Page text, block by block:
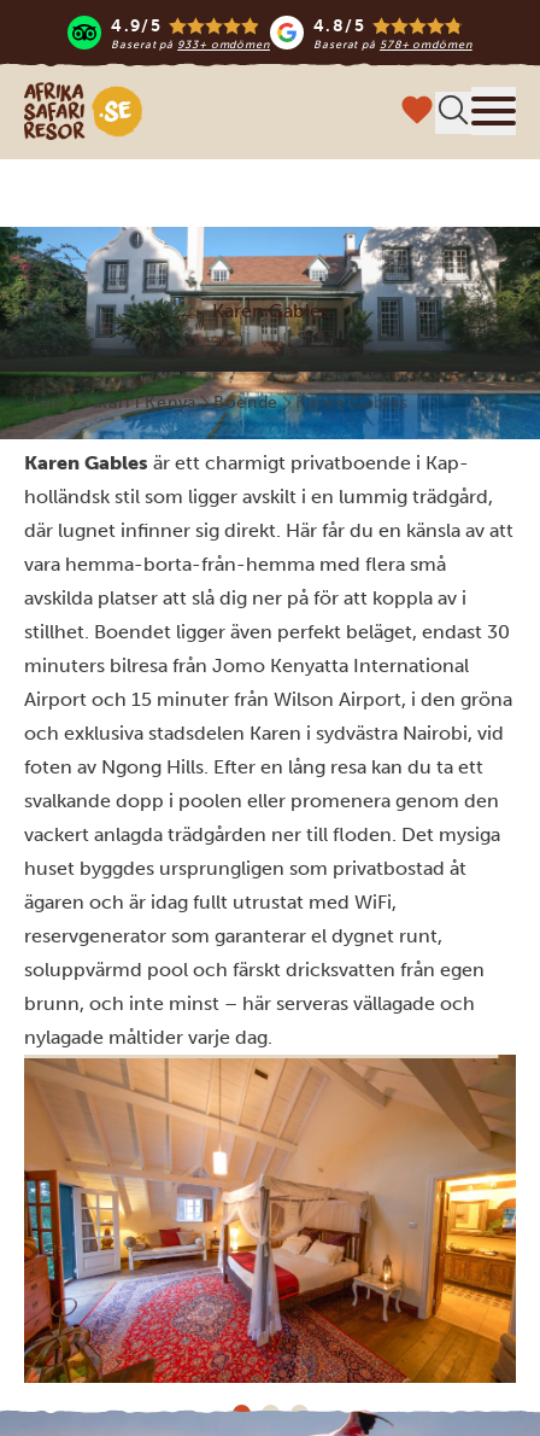
4.9/5
Baserat på 933+ omdömen
4.8/5
Baserat på 578+ omdömen
Safari-resor i Afrika
Karen Gables
Hem Safari i Kenya Boende Karen Gables
Karen Gables är ett charmigt privatboende i Kap-
holländsk stil som ligger avskilt i en lummig trädgård,
där lugnet infinner sig direkt. Här får du en känsla av att
vara hemma-borta-från-hemma med flera små
avskilda platser att slå dig ner på för att koppla av i
stillhet. Boendet ligger även perfekt beläget, endast 30
minuters bilresa från Jomo Kenyatta International
Airport och 15 minuter från Wilson Airport, i den gröna
och exklusiva stadsdelen Karen i sydvästra Nairobi, vid
foten av Ngong Hills. Efter en lång resa kan du ta ett
svalkande dopp i poolen eller promenera genom den
vackert anlagda trädgården ner till floden. Det mysiga
huset byggdes ursprungligen som privatbostad åt
ägaren och är idag fullt utrustat med WiFi,
reservgenerator som garanterar el dygnet runt,
soluppvärmd pool och färskt dricksvatten från egen
brunn, och inte minst – här serveras vällagade och
nylagade måltider varje dag.